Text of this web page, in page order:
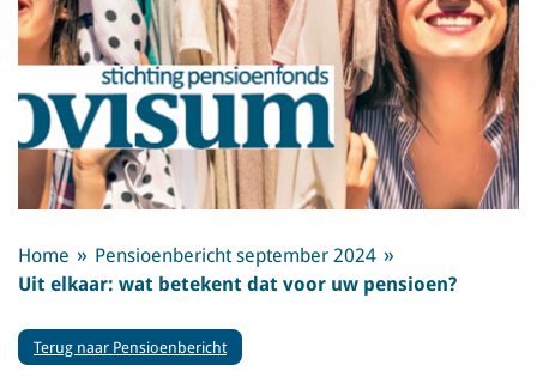
Home
Pensioenbericht september 2024
Uit elkaar: wat betekent dat voor uw pensioen?
Terug naar Pensioenbericht